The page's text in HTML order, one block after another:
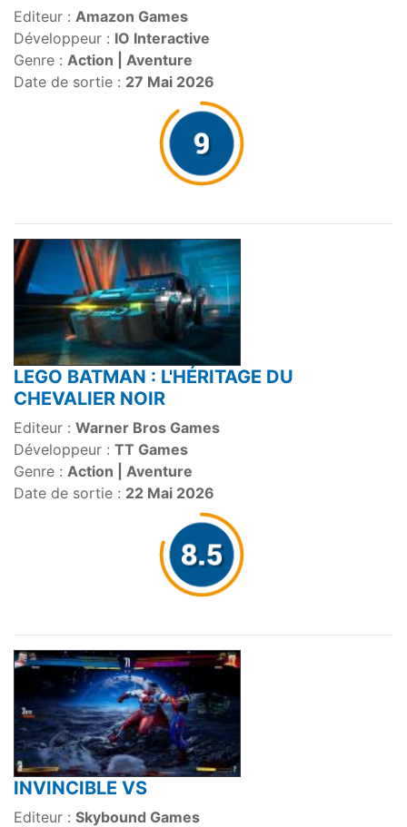
Editeur : Amazon Games
Développeur : IO Interactive
Genre : Action | Aventure
Date de sortie : 27 Mai 2026
LEGO BATMAN : L'HÉRITAGE DU
CHEVALIER NOIR
Editeur : Warner Bros Games
Développeur : TT Games
Genre : Action | Aventure
Date de sortie : 22 Mai 2026
INVINCIBLE VS
Editeur : Skybound Games